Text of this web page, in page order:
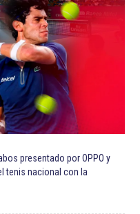
presentado por OPPO y
tenis nacional con la